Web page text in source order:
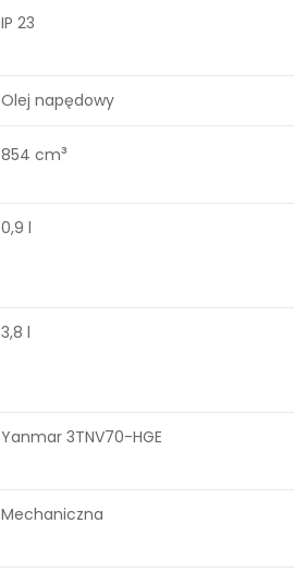
IP 23
Olej napędowy
854 cm³
0,9 l
3,8 l
Yanmar 3TNV70-HGE
Mechaniczna